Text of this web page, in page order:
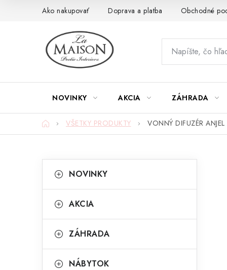
Ako nakupovať Doprava a platba Obchodné
NOVINKY AKCIA ZÁHRADA
DomovVŠETKY PRODUKTY VONNÝ DIFUZÉR
o
n
ý
kategórie
a
e
ó
NOVINKY
AKCIA
ZÁHRADA
NÁBYTOK